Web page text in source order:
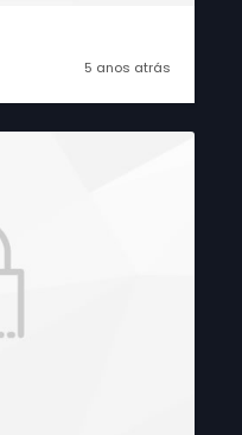
5 anos atrás